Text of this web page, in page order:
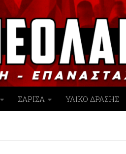
ΣΑΡΙΣΑ ΥΛΙΚΟ ΔΡΑΣΗΣ